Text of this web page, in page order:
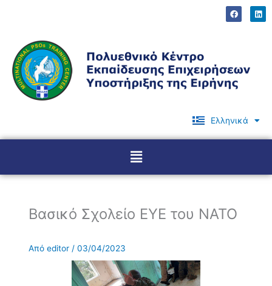
F
a
c
L
i
n
Ελληνικά
English
Menu
Βασικό Σχολείο ΕΥΕ του ΝΑΤΟ
Απόeditor/03/04/2023